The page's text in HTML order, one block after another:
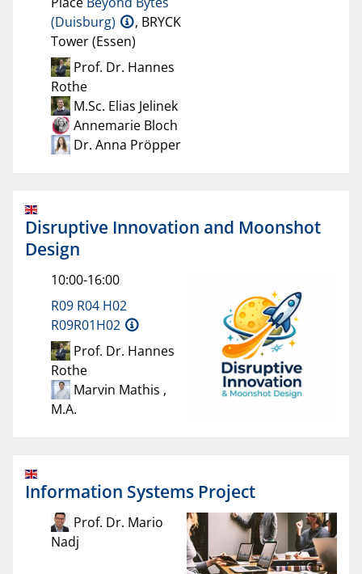
(Duisburg)
, BRYCK
Tower (Essen)
Prof. Dr. Hannes
Rothe
M.Sc. Elias Jelinek
Annemarie Bloch
Dr. Anna Pröpper
Disruptive Innovation and Moonshot
Design
10:00-16:00
R09 R04 H02
R09R01H02
Prof. Dr. Hannes
Rothe
Marvin Mathis ,
M.A.
Information Systems Project
Prof. Dr. Mario
Nadj